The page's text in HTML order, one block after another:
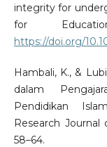
integrity for
for
https://doi.org/
Hambali, K., &
dalam
Pendidikan
Research Journal
58–64.